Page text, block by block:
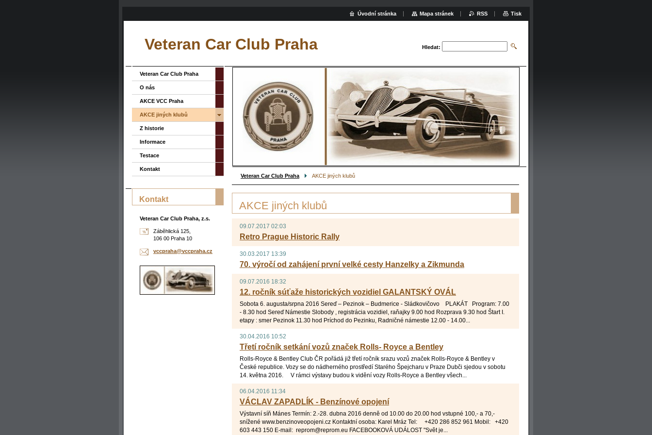
Veteran Car Club Praha Hledat:
Veteran Car Club Praha AKCE jiných klubů
AKCE jiných klubů
09.07.2017 02:03
Retro Prague Historic Rally
30.03.2017 13:39
70. výročí od zahájení první velké cesty Hanzelky a Zikmunda
09.07.2016 18:32
12. ročník súťaže historických vozidiel GALANTSKÝ OVÁL
Sobota 6. augusta/srpna 2016 Sereď – Pezinok – Budmerice - Sládkovičovo PLAKÁT Program: 7.00
- 8.30 hod Sereď Námestie Slobody , registrácia vozidiel, raňajky 9.00 hod Rozprava 9.30 hod Štart I.
etapy : smer Pezinok 11.30 hod Príchod do Pezinku, Radničné námestie 12.00 - 14.00...
30.04.2016 10:52
Třetí ročník setkání vozů značek Rolls- Royce a Bentley
Rolls-Royce & Bentley Club ČR pořádá již třetí ročník srazu vozů značek Rolls-Royce & Bentley v
České republice. Vozy se do nádherného prostředí Starého Špejcharu v Praze Dubči sjedou v sobotu
14. května 2016. V rámci výstavy budou k vidění vozy Rolls-Royce a Bentley všech...
06.04.2016 11:34
VÁCLAV ZAPADLÍK - Benzínové opojení
Výstavní síň Mánes Termín: 2.-28. dubna 2016 denně od 10.00 do 20.00 hod vstupné 100,- a 70,-
snížené www.benzinoveopojeni.cz Kontaktní osoba: Karel Mráz Tel: +420 286 852 961 Mobil: +420
603 443 150 E-mail: reprom@reprom.eu FACEBOOKOVÁ UDÁLOST "Svět je...
Veteran Car Club Praha
O nás
AKCE VCC Praha
AKCE jiných klubů
Z historie
Informace
Testace
Kontakt
Kontakt
Veteran Car Club Praha, z.s.
Záběhlická 125,
106 00 Praha 10
vccpraha@vccpraha.cz
Úvodní stránka Mapa stránek RSS Tisk